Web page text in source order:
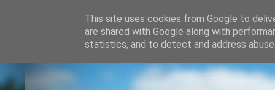
This site uses cookies from Google to
are shared with Google along with
statistics, and to detect and address